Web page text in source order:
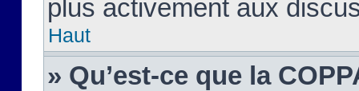
plus activement aux
Haut
» Qu’est-ce que la